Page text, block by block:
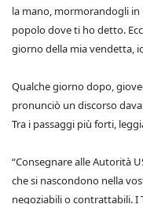
la mano, mormorandogli in
popolo dove ti ho detto.
giorno della mia vendetta,
Qualche giorno dopo,
pronunciò un discorso
Tra i passaggi più forti,
“Consegnare alle Autorità
che si nascondono nella
negoziabili o contrattabili. I